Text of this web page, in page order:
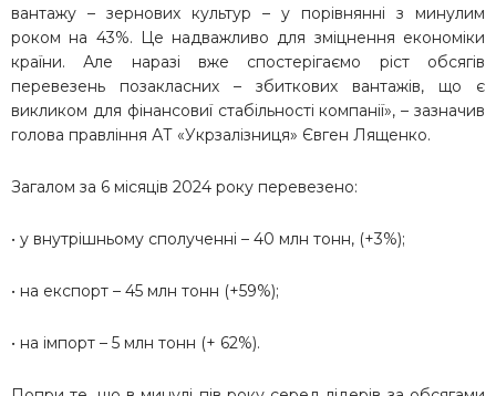
вантажу – зернових культур – у порівнянні з минулим
роком на 43%. Це надважливо для зміцнення економіки
країни. Але наразі вже спостерігаємо ріст обсягів
перевезень позакласних – збиткових вантажів, що є
викликом для фінансовиї стабільності компанії», – зазначив
голова правління АТ «Укрзалізниця» Євген Лященко.
Загалом за 6 місяців 2024 року перевезено:
• у внутрішньому сполученні – 40 млн тонн, (+3%);
• на експорт – 45 млн тонн (+59%);
• на імпорт – 5 млн тонн (+ 62%).